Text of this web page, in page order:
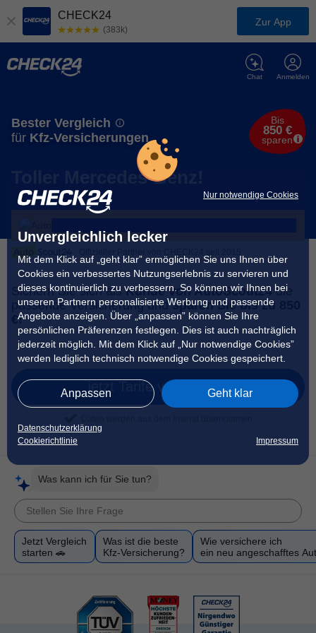
Nur notwendige Cookies
Unvergleichlich lecker
Mit dem Klick auf „geht klar” ermöglichen Sie uns Ihnen über
Cookies ein verbessertes Nutzungserlebnis zu servieren und
dieses kontinuierlich zu verbessern. So können wir Ihnen bei
unseren Partnern personalisierte Werbung und passende
Angebote anzeigen. Über „anpassen” können Sie Ihre
persönlichen Präferenzen festlegen. Dies ist auch nachträglich
jederzeit möglich. Mit dem Klick auf „Nur notwendige Cookies”
werden lediglich technisch notwendige Cookies gespeichert.
Anpassen Geht klar
Datenschutzerklärung
Cookierichtlinie
Impressum
CHECK24
(383k)
Zur App
Anmelden
Chat
Bester Vergleich
für Kfz-Versicherungen
Bis
850 €
sparen
Toller Mercedes-Benz!
Sichern Sie sich alsKunde von AutoScout24 die
passende Versicherung undsparen Sie bis zu 850
€!
jetzt Tarife vergleichen
Was kann ich für Sie tun?
Jetzt Vergleich
starten 🚗
Was ist die beste
Kfz-Versicherung?
Wie versichere ich
ein neu angeschafftes